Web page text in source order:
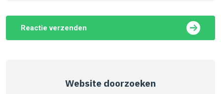
Reactie verzenden
Website doorzoeken